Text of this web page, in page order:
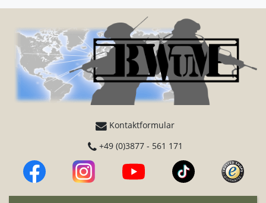
Kontaktformular
+49 (0)3877 - 561 171